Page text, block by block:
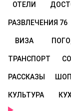
ОТЕЛИ
РАЗВЛЕЧЕНИЯ 76
ВИЗА
ТРАНСПОРТ
РАССКАЗЫ
КУЛЬТУРА